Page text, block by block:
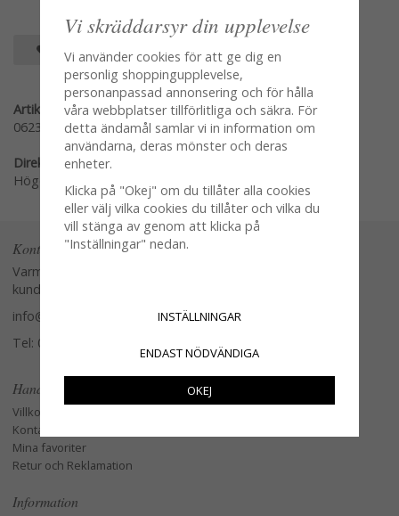
SPARA SOM FAVORIT
Artikelnummer:
062390
Direktlänk:
Högerklicka och kopiera adressen
Kontakta oss
Varmt välkommen att kontakta vår
kundtjänst.
info@glasverandan.se
Tel: 079-3495968
Handla
Villkor
Kontakta oss
Mina favoriter
Retur och Reklamation
Information
Vi skräddarsyr din upplevelse
Vi använder cookies för att ge dig en
personlig shoppingupplevelse,
personanpassad annonsering och för hålla
våra webbplatser tillförlitliga och säkra. För
detta ändamål samlar vi in information om
användarna, deras mönster och deras
enheter.
Klicka på "Okej" om du tillåter alla cookies
eller välj vilka cookies du tillåter och vilka du
vill stänga av genom att klicka på
"Inställningar" nedan.
INSTÄLLNINGAR
ENDAST NÖDVÄNDIGA
OKEJ